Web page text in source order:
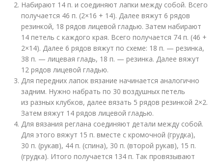
Набирают 14 п. и соединяют лапки между собой. Всего
получается 46 п. (2×16 + 14). Далее вяжут 6 рядов
резинкой, 18 рядов лицевой гладью. Затем набирают
14 петель с каждого края. Всего получается 74 п. (46 +
2×14). Далее 6 рядов вяжут по схеме: 18 п. — резинка,
38 п. — лицевая гладь, 18 п. — резинка. Далее вяжут
12 рядов лицевой гладью.
Для передних лапок вязание начинается аналогично
задним. Нужно набрать по 30 воздушных петель
из разных клубков, далее вязать 5 рядов резинкой 2×2.
Затем вяжут 14 рядов лицевой гладью.
Для вязания реглана соединяют детали между собой.
Для этого вяжут 15 п. вместе с кромочной (грудка),
30 п. (рукав), 44 п. (спина), 30 п. (второй рукав), 15 п.
(грудка). Итого получается 134 п. Так провязывают